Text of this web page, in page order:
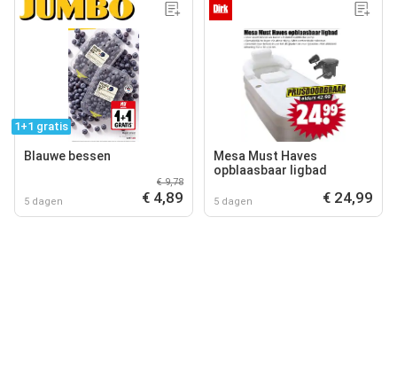
1+1 gratis
Blauwe bessen
5 dagen
€ 9,78
€ 4,89
Mesa Must Haves
opblaasbaar ligbad
5 dagen € 24,99